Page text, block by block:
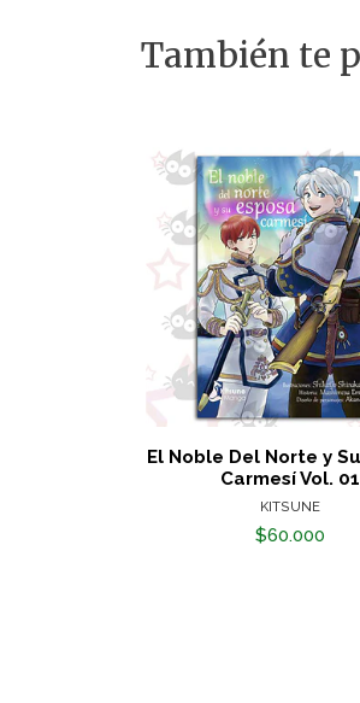
También te
El Noble Del Norte y
Carmesí Vol. 01
KITSUNE
$60.000